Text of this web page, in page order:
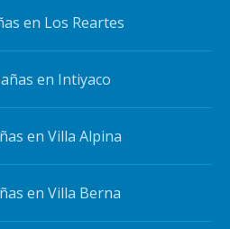
en Los Reartes
en Intiyaco
en Villa Alpina
en Villa Berna